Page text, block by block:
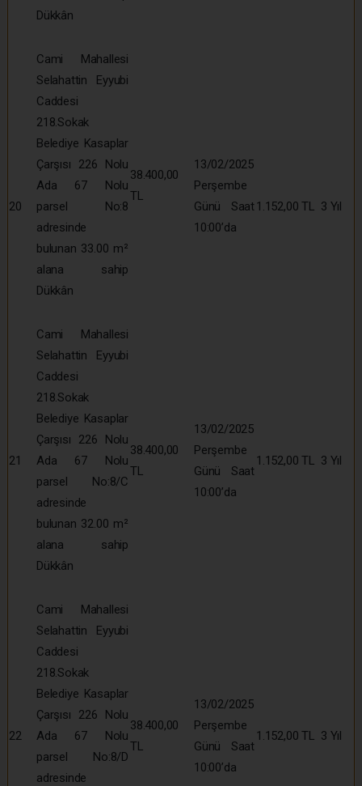
Dükkân
20
Cami Mahallesi
Selahattin Eyyubi
Caddesi
218.Sokak
Belediye Kasaplar
Çarşısı 226 Nolu
Ada 67 Nolu
parsel No:8
adresinde
bulunan 33.00 m²
alana sahip
Dükkân
38.400,00
TL
13/02/2025
Perşembe
Günü Saat
10:00’da
1.152,00 TL 3 Yıl
21
Cami Mahallesi
Selahattin Eyyubi
Caddesi
218.Sokak
Belediye Kasaplar
Çarşısı 226 Nolu
Ada 67 Nolu
parsel No:8/C
adresinde
bulunan 32.00 m²
alana sahip
Dükkân
38.400,00
TL
13/02/2025
Perşembe
Günü Saat
10:00’da
1.152,00 TL 3 Yıl
22
Cami Mahallesi
Selahattin Eyyubi
Caddesi
218.Sokak
Belediye Kasaplar
Çarşısı 226 Nolu
Ada 67 Nolu
parsel No:8/D
adresinde
38.400,00
TL
13/02/2025
Perşembe
Günü Saat
10:00’da
1.152,00 TL 3 Yıl